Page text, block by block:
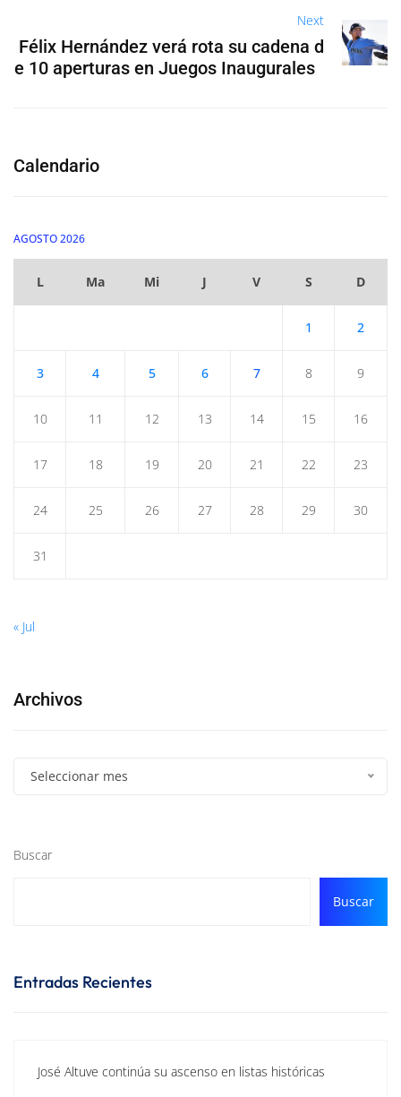
Next
Félix Hernández verá rota su cadena d
e 10 aperturas en Juegos Inaugurales
Calendario
AGOSTO 2026
L Ma Mi J V S D
1 2
3 4 5 6 7 8 9
10 11 12 13 14 15 16
17 18 19 20 21 22 23
24 25 26 27 28 29 30
31
« Jul
Archivos
Seleccionar mes
Buscar
Buscar
Entradas Recientes
José Altuve continúa su ascenso en listas históricas